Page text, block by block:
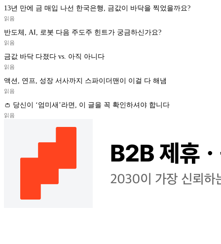
13년 만에 금 매입 나선 한국은행, 금값이 바닥을 찍었을까요?
읽음
반도체, AI, 로봇 다음 주도주 힌트가 궁금하신가요?
읽음
금값 바닥 다졌다 vs. 아직 아니다
읽음
액션, 연프, 성장 서사까지 스파이더맨이 이걸 다 해냄
읽음
👛 당신이 ‘엄미새’라면, 이 글을 꼭 확인하셔야 합니다
읽음